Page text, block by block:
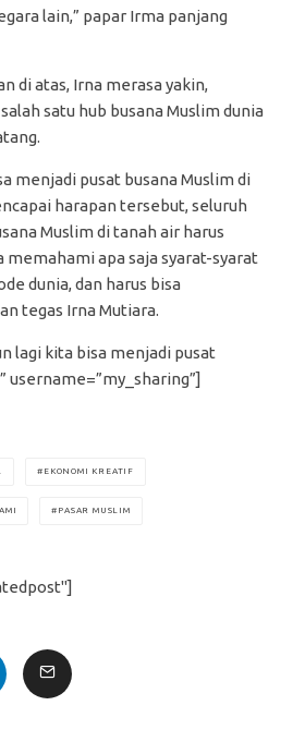
lain,” papar Irma panjang
di atas, Irna merasa yakin,
satu hub busana Muslim dunia
menjadi pusat busana Muslim di
harapan tersebut, seluruh
Muslim di tanah air harus
memahami apa saja syarat-syarat
dunia, dan harus bisa
tegas Irna Mutiara.
lagi kita bisa menjadi pusat
username=”my_sharing”]
EKONOMI KREATIF
PASAR MUSLIM